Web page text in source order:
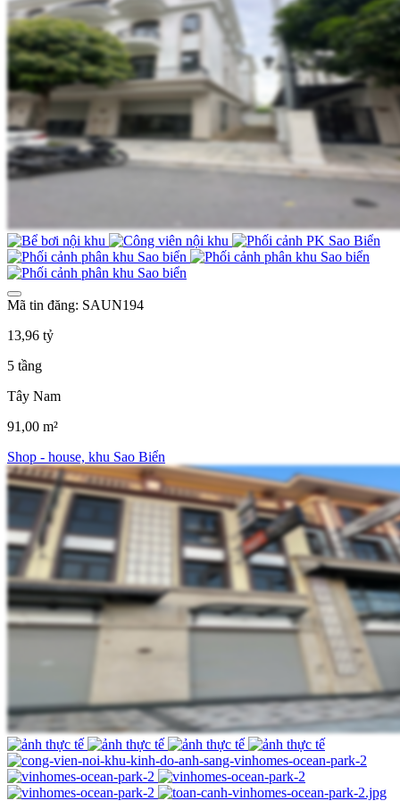
Mã tin đăng: SAUN194
13,96 tỷ
5 tầng
Tây Nam
91,00 m²
Shop - house, khu Sao Biển